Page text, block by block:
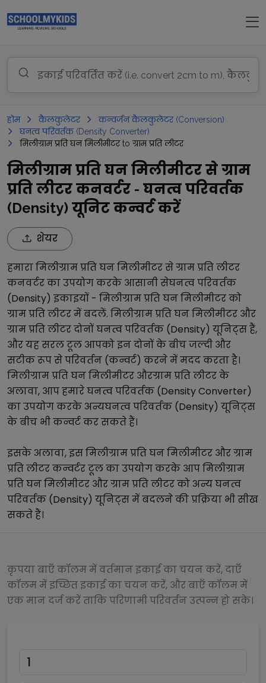
होम कैलकुलेटर
कन्वर्जन कैलकुलेटर (Conversion)
घनत्व परिवर्तक (Density Converter)
मिलीग्राम प्रति घन मिलीमीटर to ग्राम प्रति लीटर
मिलीग्राम प्रति घन मिलीमीटर से ग्राम
प्रति लीटर कनवर्टर - घनत्व परिवर्तक
(Density) यूनिट कन्वर्ट करें
शेयर
हमारामिलीग्राम प्रति घन मिलीमीटरसेग्राम प्रति लीटर
कनवर्टर का उपयोग करके आसानी सेघनत्व परिवर्तक
(Density) इकाइयों - मिलीग्राम प्रति घन मिलीमीटरको
ग्राम प्रति लीटरमें बदलें. मिलीग्राम प्रति घन मिलीमीटर और
ग्राम प्रति लीटरदोनोंघनत्व परिवर्तक (Density) यूनिट्स हैं,
और यह सरल टूल आपको इन दोनों के बीच जल्दी और
सटीक रूप से परिवर्तन (कन्वर्ट) करने में मदद करता है।
मिलीग्राम प्रति घन मिलीमीटर औरग्राम प्रति लीटरके
अलावा, आप हमारेघनत्व परिवर्तक (Density Converter)
का उपयोग करके अन्यघनत्व परिवर्तक (Density) यूनिट्स
के बीच भी कन्वर्ट कर सकते हैं।
इसके अलावा, इसमिलीग्राम प्रति घन मिलीमीटर औरग्राम
प्रति लीटरकन्वर्टर टूल का उपयोग करके आपमिलीग्राम
प्रति घन मिलीमीटर औरग्राम प्रति लीटरको अन्यघनत्व
परिवर्तक (Density) यूनिट्स में बदलने की प्रक्रिया भी सीख
सकते हैं।
कृपया बाएँ कॉलम में वर्तमान इकाई का चयन करें, दाएँ
कॉलम में इच्छित इकाई का चयन करें, और बाएँ कॉलम में
एक मान दर्ज करें ताकि परिणामी परिवर्तन उत्पन्न हो सके।